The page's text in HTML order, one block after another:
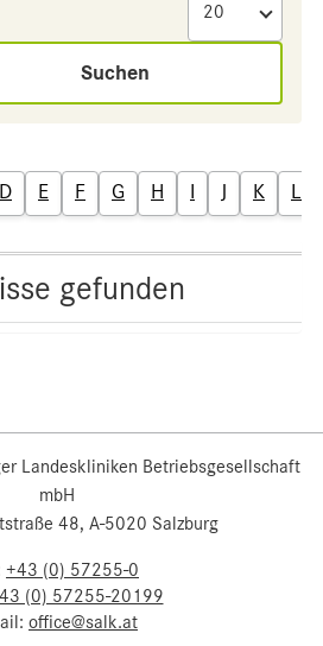
Suchen
D E F G H I J K L
gefunden
Landeskliniken Betriebsgesellschaft
mbH
48, A-5020 Salzburg
+43 (0) 57255-0
(0) 57255-20199
office@salk.at